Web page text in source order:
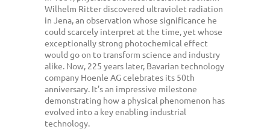
Wilhelm Ritter discovered ultraviolet radiation
in Jena, an observation whose significance he
could scarcely interpret at the time, yet whose
exceptionally strong photochemical effect
would go on to transform science and industry
alike. Now, 225 years later, Bavarian technology
company Hoenle AG celebrates its 50th
anniversary. It’s an impressive milestone
demonstrating how a physical phenomenon has
evolved into a key enabling industrial
technology.